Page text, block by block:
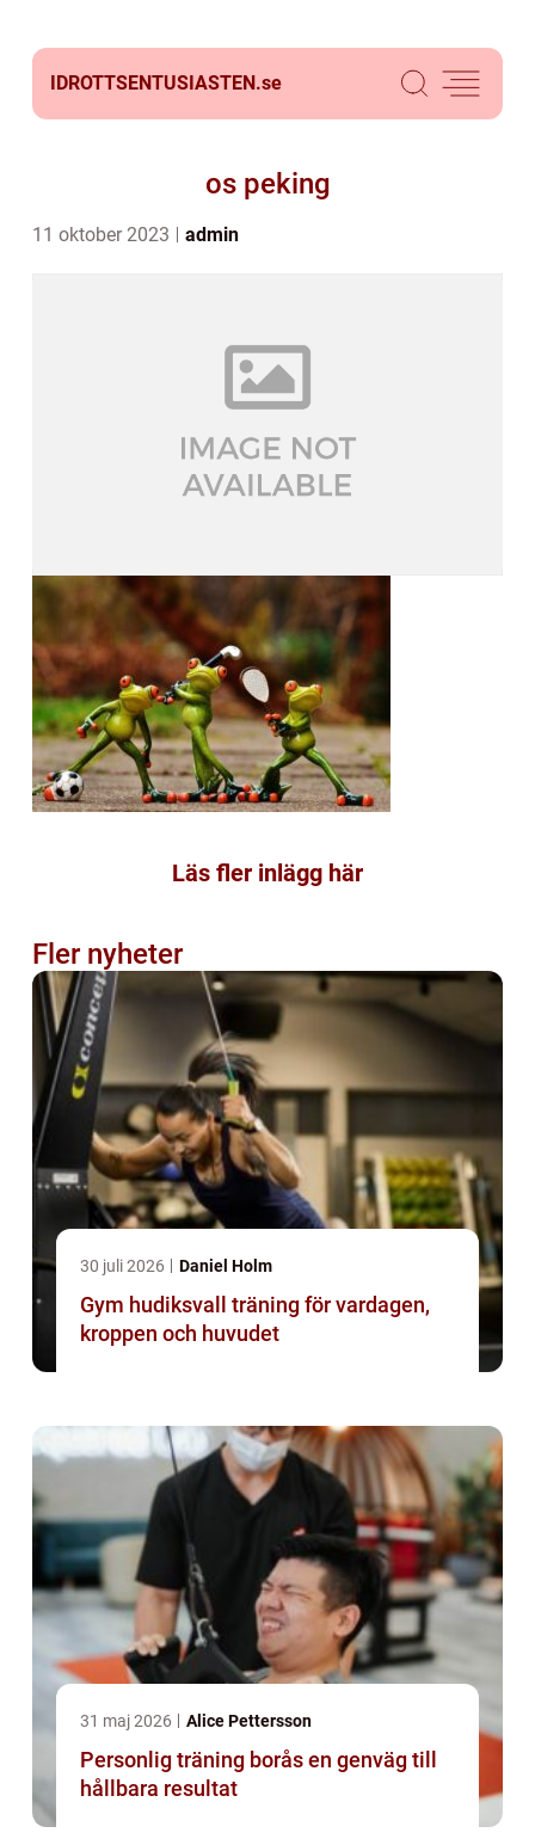
IDROTTSENTUSIASTEN.se
os peking
11 oktober 2023 admin
Läs fler inlägg här
Fler nyheter
30 juli 2026 Daniel Holm
Gym hudiksvall träning för vardagen,
kroppen och huvudet
31 maj 2026 Alice Pettersson
Personlig träning borås en genväg till
hållbara resultat